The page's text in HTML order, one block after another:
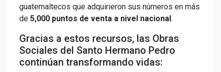
guatemaltecos que adquirieron sus números en más
de 5,000 puntos de venta a nivel nacional.
Gracias a estos recursos, las Obras
Sociales del Santo Hermano Pedro
continúan transformando vidas: